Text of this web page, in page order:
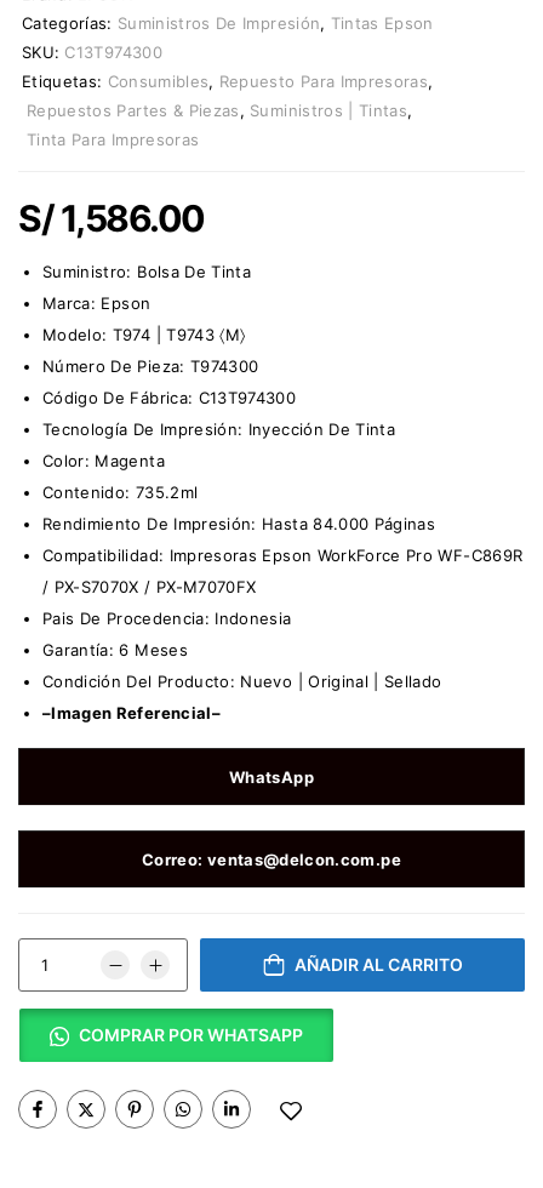
Categorías: Suministros De Impresión, Tintas Epson
SKU: C13T974300
Etiquetas: Consumibles, Repuesto Para Impresoras,
Repuestos Partes & Piezas, Suministros | Tintas,
Tinta Para Impresoras
S/1,586.00
Suministro: Bolsa De Tinta
Marca: Epson
Modelo: T974 | T9743 〈M〉
Número De Pieza: T974300
Código De Fábrica: C13T974300
Tecnología De Impresión: Inyección De Tinta
Color: Magenta
Contenido: 735.2ml
Rendimiento De Impresión: Hasta 84.000 Páginas
Compatibilidad: Impresoras Epson WorkForce Pro WF-C869R
/ PX-S7070X / PX-M7070FX
Pais De Procedencia: Indonesia
Garantía: 6 Meses
Condición Del Producto: Nuevo | Original | Sellado
–Imagen Referencial–
WhatsApp
Correo: ventas@delcon.com.pe
AÑADIR AL CARRITO
COMPRAR POR WHATSAPP